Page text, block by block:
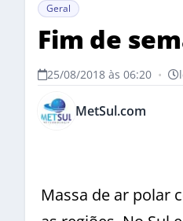
Geral
Fim de
25/08/2018 às 06:20 •
MetSul.com
Massa de ar polar